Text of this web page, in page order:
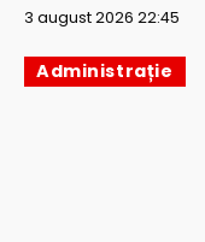
3 august 2026 22:45
Administrație